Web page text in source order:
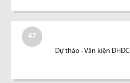
47
Dự thảo - Văn kiện